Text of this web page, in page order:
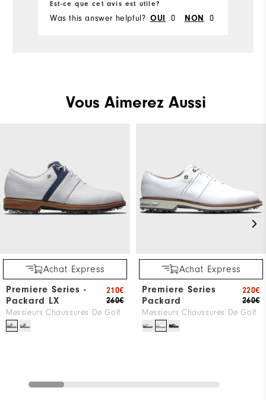
Est-ce que cet avis est utile?
Was this answer helpful? OUI 0 NON 0
Vous Aimerez Aussi
Achat Express
Premiere Series -
Packard LX
Messieurs Chaussures De Golf
260€
210€
Achat Express
Premiere Series
Packard
Messieurs Chaussures De Golf
260€
220€